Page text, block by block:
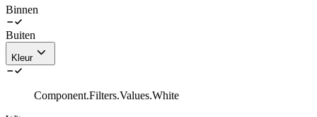
Binnen
Buiten
Kleur
Component.Filters.Values.White